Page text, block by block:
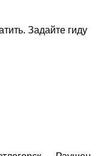
Задайте гиду